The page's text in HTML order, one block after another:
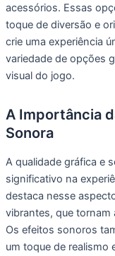
acessórios. Essas
toque de diversão e
crie uma experiência
variedade de opções
visual do jogo.
A Importância
Sonora
A qualidade gráfica e
significativo na
destaca nesse
vibrantes, que tornam
Os efeitos sonoros
um toque de realismo